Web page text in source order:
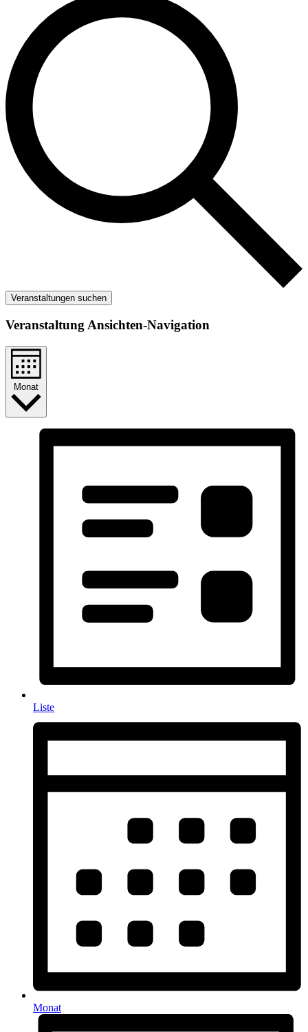
Veranstaltungen suchen
Veranstaltung Ansichten-Navigation
Monat
Liste
Monat